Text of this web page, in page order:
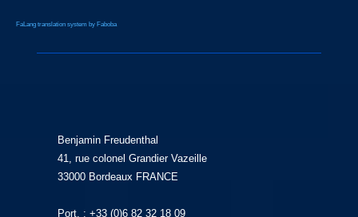
FaLang translation system by Faboba
Benjamin Freudenthal
41, rue colonel Grandier Vazeille
33000 Bordeaux FRANCE
Port. : +33 (0)6 82 32 18 09